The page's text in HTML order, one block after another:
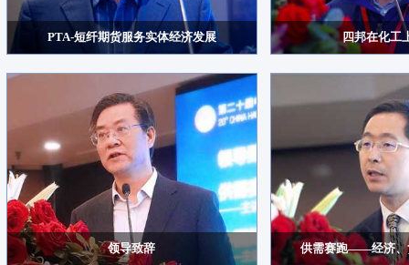
PTA-短纤期货服务实体经济发展 四邦在化工
领导致辞 供需赛跑——经济、